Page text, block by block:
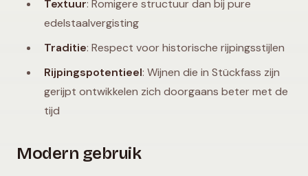
Textuur: Romigere structuur dan bij pure
edelstaalvergisting
Traditie: Respect voor historische rijpingsstijlen
Rijpingspotentieel: Wijnen die in Stückfass zijn
gerijpt ontwikkelen zich doorgaans beter met de
tijd
Modern gebruik